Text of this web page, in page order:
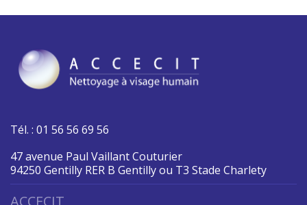
Tél. : 01 56 56 69 56
47 avenue Paul Vaillant Couturier
94250 Gentilly RER B Gentilly ou T3 Stade Charlety